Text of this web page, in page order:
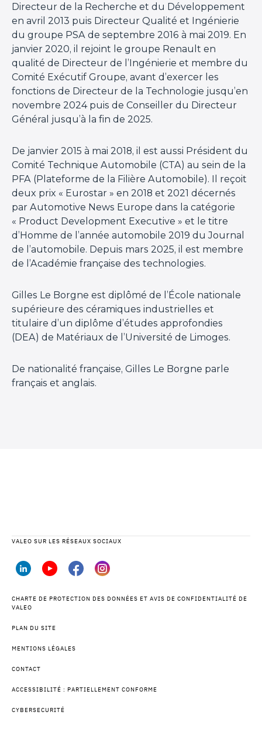
Directeur de la Recherche et du Développement
en avril 2013 puis Directeur Qualité et Ingénierie
du groupe PSA de septembre 2016 à mai 2019. En
janvier 2020, il rejoint le groupe Renault en
qualité de Directeur de l’Ingénierie et membre du
Comité Exécutif Groupe, avant d’exercer les
fonctions de Directeur de la Technologie jusqu’en
novembre 2024 puis de Conseiller du Directeur
Général jusqu’à la fin de 2025.
De janvier 2015 à mai 2018, il est aussi Président du
Comité Technique Automobile (CTA) au sein de la
PFA (Plateforme de la Filière Automobile). Il reçoit
deux prix « Eurostar » en 2018 et 2021 décernés
par Automotive News Europe dans la catégorie
« Product Development Executive » et le titre
d’Homme de l’année automobile 2019 du Journal
de l’automobile. Depuis mars 2025, il est membre
de l’Académie française des technologies.
Gilles Le Borgne est diplômé de l’École nationale
supérieure des céramiques industrielles et
titulaire d’un diplôme d’études approfondies
(DEA) de Matériaux de l’Université de Limoges.
De nationalité française, Gilles Le Borgne parle
français et anglais.
VALEO SUR LES RÉSEAUX SOCIAUX
CHARTE DE PROTECTION DES DONNÉES ET AVIS DE CONFIDENTIALITÉ DE
VALEO
PLAN DU SITE
MENTIONS LÉGALES
CONTACT
ACCESSIBILITÉ : PARTIELLEMENT CONFORME
CYBERSECURITÉ